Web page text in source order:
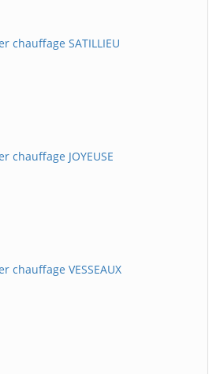
chauffage SATILLIEU
chauffage JOYEUSE
chauffage VESSEAUX